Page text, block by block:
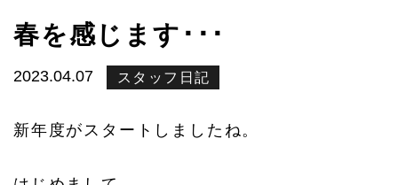
春を感じます･･･
2023.04.07 スタッフ日記
新年度がスタートしましたね。